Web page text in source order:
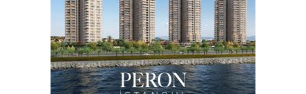
Esat BİNDESEN
Başkan Sekmen’den Erzurum’a
bir vizyon proje daha!
02 Ağustos 2026 Pazar
Kadir SABUNCUOĞLU
Erzurumspor’un köşe taşları